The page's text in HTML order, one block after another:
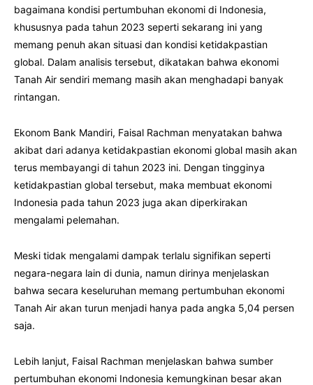
bagaimana kondisi pertumbuhan ekonomi di Indonesia,
khususnya pada tahun 2023 seperti sekarang ini yang
memang penuh akan situasi dan kondisi ketidakpastian
global. Dalam analisis tersebut, dikatakan bahwa ekonomi
Tanah Air sendiri memang masih akan menghadapi banyak
rintangan.
Ekonom Bank Mandiri, Faisal Rachman menyatakan bahwa
akibat dari adanya ketidakpastian ekonomi global masih akan
terus membayangi di tahun 2023 ini. Dengan tingginya
ketidakpastian global tersebut, maka membuat ekonomi
Indonesia pada tahun 2023 juga akan diperkirakan
mengalami pelemahan.
Meski tidak mengalami dampak terlalu signifikan seperti
negara-negara lain di dunia, namun dirinya menjelaskan
bahwa secara keseluruhan memang pertumbuhan ekonomi
Tanah Air akan turun menjadi hanya pada angka 5,04 persen
saja.
Lebih lanjut, Faisal Rachman menjelaskan bahwa sumber
pertumbuhan ekonomi Indonesia kemungkinan besar akan